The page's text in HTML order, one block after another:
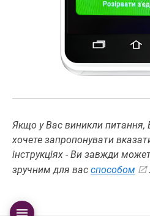
Якщо у Вас виникли
хочете запропонувати
інструкціях - Ви завжди
зручним для вас способом .